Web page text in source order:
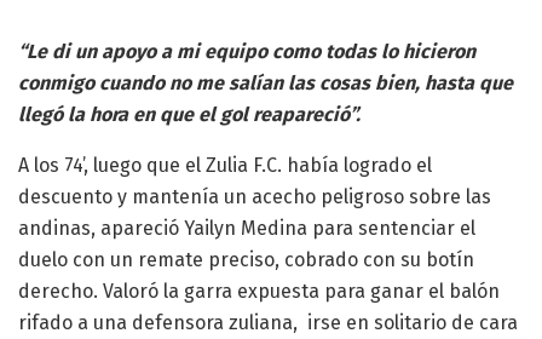
“Le di un apoyo a mi equipo como todas lo hicieron
conmigo cuando no me salían las cosas bien, hasta que
llegó la hora en que el gol reapareció”.
A los 74’, luego que el Zulia F.C. había logrado el
descuento y mantenía un acecho peligroso sobre las
andinas, apareció Yailyn Medina para sentenciar el
duelo con un remate preciso, cobrado con su botín
derecho. Valoró la garra expuesta para ganar el balón
rifado a una defensora zuliana, irse en solitario de cara